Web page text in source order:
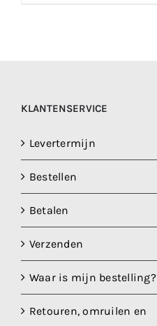
KLANTENSERVICE
Levertermijn
Bestellen
Betalen
Verzenden
Waar is mijn bestelling?
Retouren, omruilen en